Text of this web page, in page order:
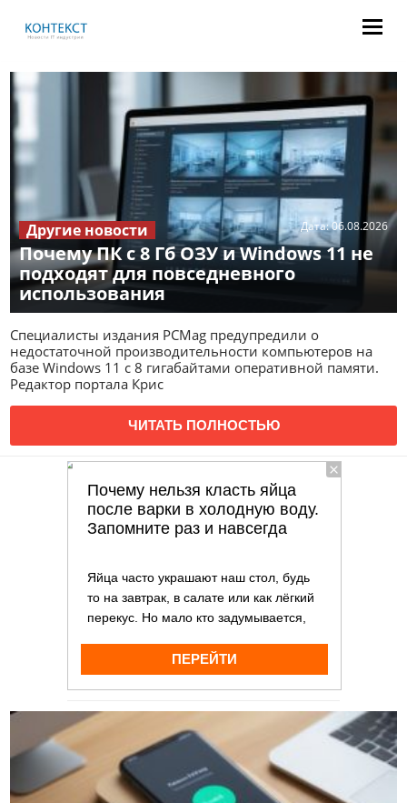
Почему ПК с 8 Гб ОЗУ и Windows 11 не
подходят для повседневного
использования
Дата:06.08.2026
Другие новости
Специалисты издания PCMag предупредили о
недостаточной производительности компьютеров на
базе Windows 11 с 8 гигабайтами оперативной памяти.
Редактор портала Крис
ЧИТАТЬ ПОЛНОСТЬЮ